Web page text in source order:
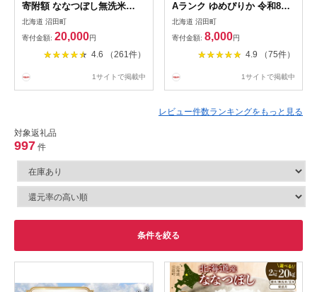
寄附額 ななつぼし無洗米
10kg／ 北海道のお米 新米 令
和8年産 特Aランク ななつぼ
し 先行予約 ＜ 精米 / 玄米 /
無洗米＞ 2kg 5kg 10kg 20kg
雪中米 ごはん 北海道 沼田町
北海道 沼田町
寄付金額: 20,000円
4.6 （261件）
1サイトで掲載中
Aランク ゆめぴりか 令和8産
【選べる容量・方法・発送
月】精米 玄米 無洗米 2kg
5kg 10kg 20kg 雪中米 雪冷気
籾貯蔵 SDGs 米 こめ コメ お
米 お取り寄せ ギフト 北海道
北海道 沼田町
寄付金額: 8,000円
4.9 （75件）
1サイトで掲載中
レビュー件数ランキングをもっと見る
対象返礼品
997 件
条件を絞る